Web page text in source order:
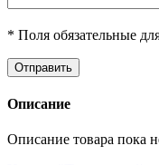
* Поля обязательные
Описание
Описание товара пока